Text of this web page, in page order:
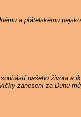
a přátelskému
našeho života
zanesení za Duhu